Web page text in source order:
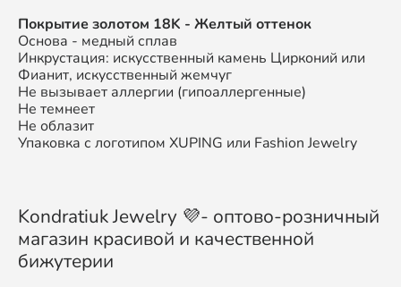
Покрытие золотом 18K - Желтый оттенок
Основа - медный сплав
Инкрустация: искусственный камень Цирконий или
Фианит, искусственный жемчуг
Не вызывает аллергии (гипоаллергенные)
Не темнеет
Не облазит
Упаковка с логотипом XUPING или Fashion Jewelry
Kondratiuk Jewelry 💜- оптово-розничный
магазин красивой и качественной
бижутерии